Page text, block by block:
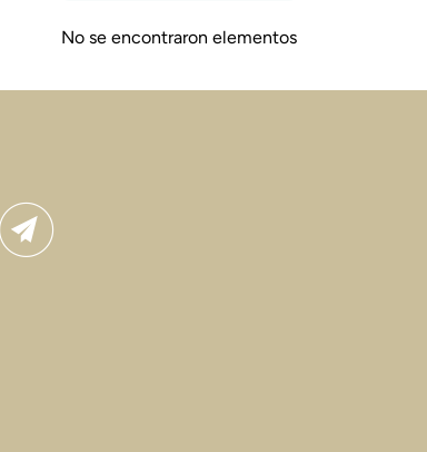
No se encontraron elementos